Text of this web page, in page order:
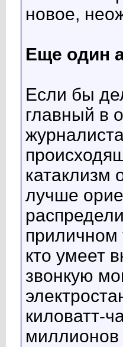
новое,
Еще один
Если бы
главный в
катаклизм
лучше
приличном
кто умеет
звонкую
киловатт-
миллионов